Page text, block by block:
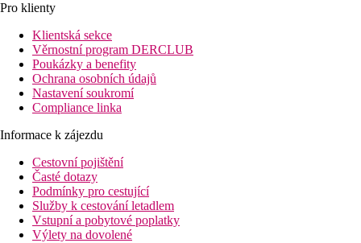
Pro klienty
Klientská sekce
Věrnostní program DERCLUB
Poukázky a benefity
Ochrana osobních údajů
Nastavení soukromí
Compliance linka
Informace k zájezdu
Cestovní pojištění
Časté dotazy
Podmínky pro cestující
Služby k cestování letadlem
Vstupní a pobytové poplatky
Výlety na dovolené